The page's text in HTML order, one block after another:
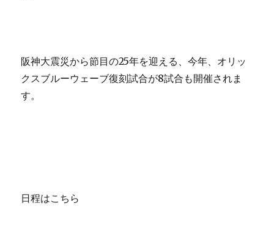
阪神大震災から節目の25年を迎える、今年、オリッ
クスブルーウェーブ復刻試合が8試合も開催されま
す。
日程はこちら